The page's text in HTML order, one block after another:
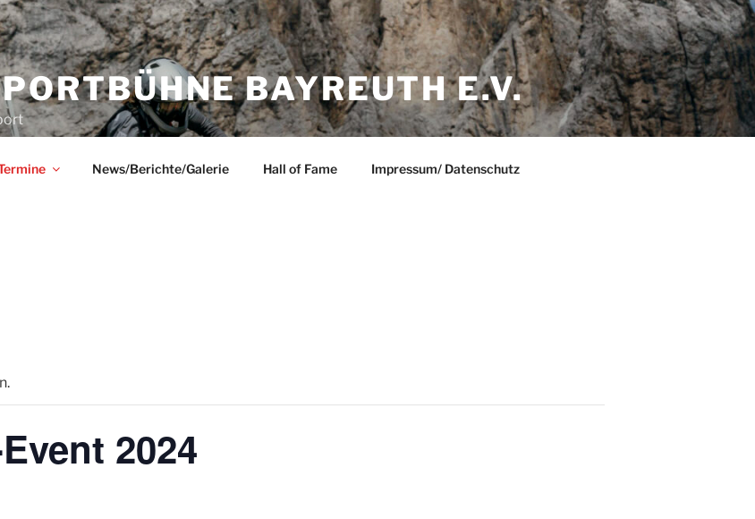
BAYREUTH E.V.
News/Berichte/Galerie Hall of Fame Impressum/ Datenschutz
2024